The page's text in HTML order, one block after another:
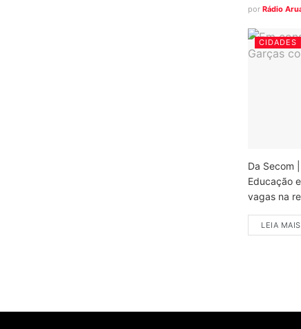
por Rádio
CIDADES
Da Secom
Educação
vagas na
LEIA MAIS